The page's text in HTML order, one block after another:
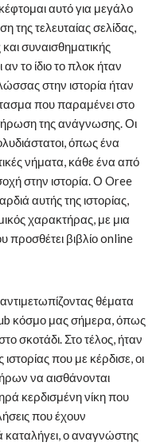
αυτό για μεγάλο
της τελευταίας σελίδας,
συναισθηματικής
το ίδιο το πλοκ ήταν
στην ιστορία ήταν
που παραμένει στο
της ανάγνωσης. Οι
όπως ένα
νήματα, κάθε ένα από
στην ιστορία. Ο Oree
αυτής της ιστορίας,
χαρακτήρας, με μια
προσθέτει βιβλίο online
θέματα
κόσμο μας σήμερα, όπως
σκοτάδι. Στο τέλος, ήταν
που με κέρδισε, οι
να αισθάνονται
κερδισμένη νίκη που
που έχουν
καταλήγει, ο αναγνώστης